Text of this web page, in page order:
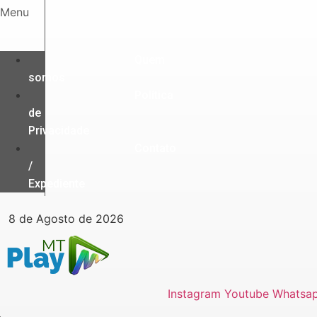
Ir
conteúdo
Menu
somos
de
Privacidade
/
Expediente
8 de Agosto de 2026
Instagram Youtube